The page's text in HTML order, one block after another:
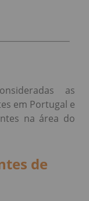
as
em Portugal e
na área do
de